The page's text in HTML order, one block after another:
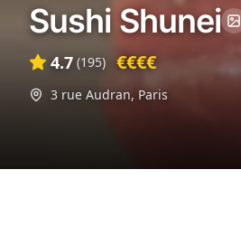
Sushi Shunei
4.7 (195) €€€€
3 rue Audran, Paris